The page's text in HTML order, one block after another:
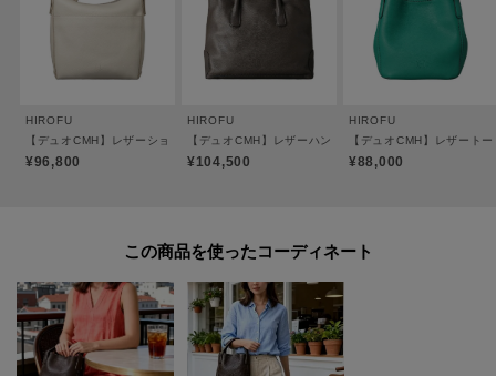
お着物と合わせていただくのもおすすめです。
＜CMH（クロモエイチ）＞
牛革、クロームなめし、小シボ型押し。
を美しく表現することも可能です。
着いた印象に。
小さなシボを型押し加工する事で革の表情も均一化され、上品で端正な印象
の素材に仕上げました。
HIROFU
【デュオCMH】レザーショルダーバッグ M 2WAY 本革（商品番号：P25-35430）
¥96,800
HIROFU
【デュオCMH】レザーハンドバッグ L 2WAY 本革 A4
¥104,500
HIROFU
【デュオCMH】レザート
¥88,000
この商品を使った